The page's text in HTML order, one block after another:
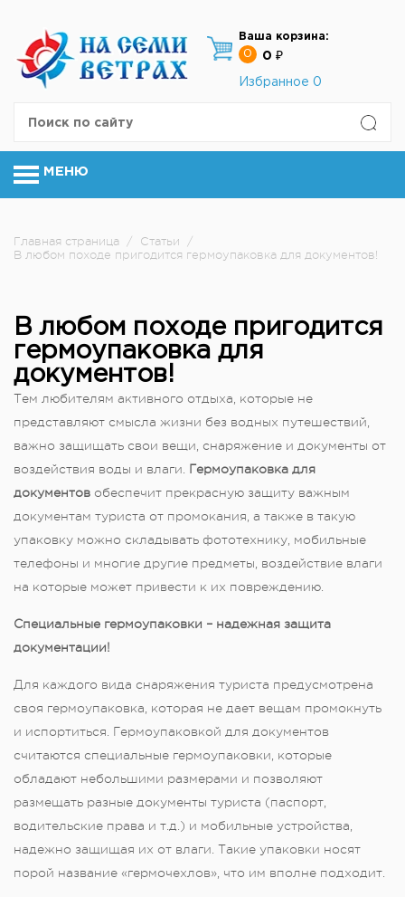
Ваша корзина:
0
0 ₽
Избранное 0
МЕНЮ
Главная страница / Статьи
/
В любом походе пригодится гермоупаковка для документов!
В любом походе пригодится
гермоупаковка для
документов!
Тем любителям активного отдыха, которые не
представляют смысла жизни без водных путешествий,
важно защищать свои вещи, снаряжение и документы от
воздействия воды и влаги. Гермоупаковка для
документов обеспечит прекрасную защиту важным
документам туриста от промокания, а также в такую
упаковку можно складывать фототехнику, мобильные
телефоны и многие другие предметы, воздействие влаги
на которые может привести к их повреждению.
Специальные гермоупаковки – надежная защита
документации!
Для каждого вида снаряжения туриста предусмотрена
своя гермоупаковка, которая не дает вещам промокнуть
и испортиться. Гермоупаковкой для документов
считаются специальные гермоупаковки, которые
обладают небольшими размерами и позволяют
размещать разные документы туриста (паспорт,
водительские права и т.д.) и мобильные устройства,
надежно защищая их от влаги. Такие упаковки носят
порой название «гермочехлов», что им вполне подходит.